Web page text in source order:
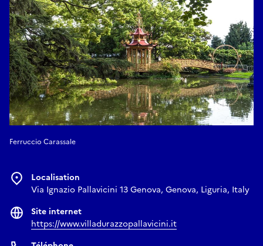
Ferruccio Carassale
Localisation
Via Ignazio Pallavicini 13 Genova, Genova, Liguria, Italy
Site internet
https://www.villadurazzopallavicini.it